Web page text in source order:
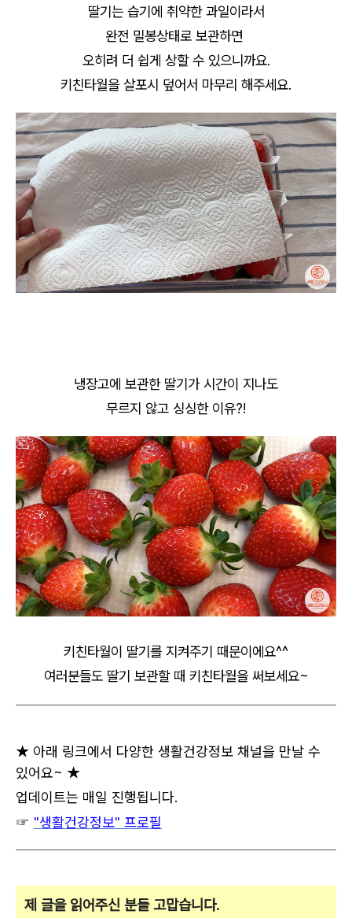
딸기는 습기에 취약한 과일이라서
완전 밀봉상태로 보관하면
오히려 더 쉽게 상할 수 있으니까요.
키친타월을 살포시 덮어서 마무리 해주세요.
냉장고에 보관한 딸기가 시간이 지나도
무르지 않고 싱싱한 이유?!
키친타월이 딸기를 지켜주기 때문이에요^^
여러분들도 딸기 보관할 때 키친타월을 써보세요~
★ 아래 링크에서 다양한 생활건강정보 채널을 만날 수
있어요~ ★
업데이트는 매일 진행됩니다.
☞ "생활건강정보" 프로필
제 글을 읽어주신 분들 고맙습니다.